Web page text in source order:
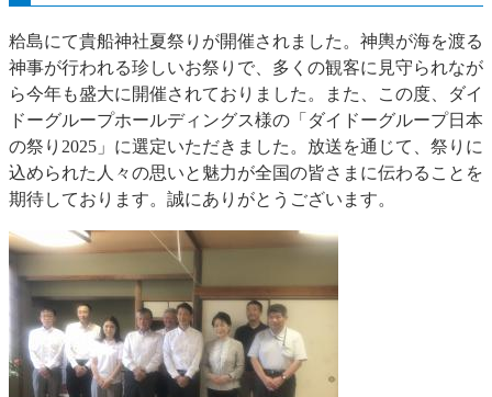
粭島にて貴船神社夏祭りが開催されました。神輿が海を渡る
神事が行われる珍しいお祭りで、多くの観客に見守られなが
ら今年も盛大に開催されておりました。また、この度、ダイ
ドーグループホールディングス様の「ダイドーグループ日本
の祭り2025」に選定いただきました。放送を通じて、祭りに
込められた人々の思いと魅力が全国の皆さまに伝わることを
期待しております。誠にありがとうございます。